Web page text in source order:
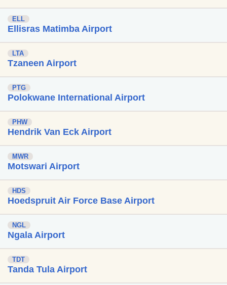
ELL
Ellisras Matimba Airport
LTA
Tzaneen Airport
PTG
Polokwane International Airport
PHW
Hendrik Van Eck Airport
MWR
Motswari Airport
HDS
Hoedspruit Air Force Base Airport
NGL
Ngala Airport
TDT
Tanda Tula Airport